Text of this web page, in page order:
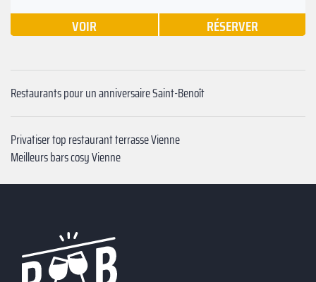
VOIR RÉSERVER
Restaurants pour un anniversaire Saint-Benoît
Privatiser top restaurant terrasse Vienne
Meilleurs bars cosy Vienne